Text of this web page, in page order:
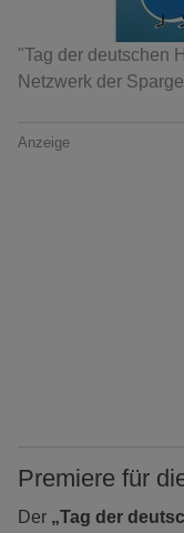
"Tag der deutschen
Netzwerk der
Anzeige
Premiere für
Der „Tag der